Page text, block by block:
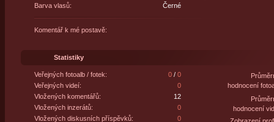
Barva vlasů:
Černé
Komentář k mé postavě:
Statistiky
Veřejných fotoalb / fotek: 0/ 0
Veřejných videí:
0
Vložených komentářů:
12
Vložených inzerátů:
0
Vložených diskusních příspěvků:
0
hodnocení
hodnocení